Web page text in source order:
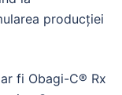
producției
fi Obagi-C® Rx